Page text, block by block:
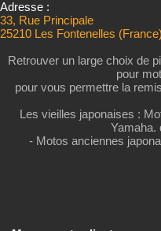
Adresse :
33, Rue Principale
25210 Les Fontenelles (France)
Retrouver un large choix de
pour
pour vous permettre la
Les vieilles japonaises :
Yamaha.
- Motos anciennes